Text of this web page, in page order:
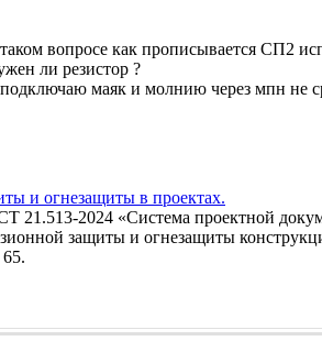
вопросе как прописывается СП2
ли резистор ?
маяк и молнию через мпн не
и огнезащиты в проектах.
21.513-2024 «Система проектной
защиты и огнезащиты